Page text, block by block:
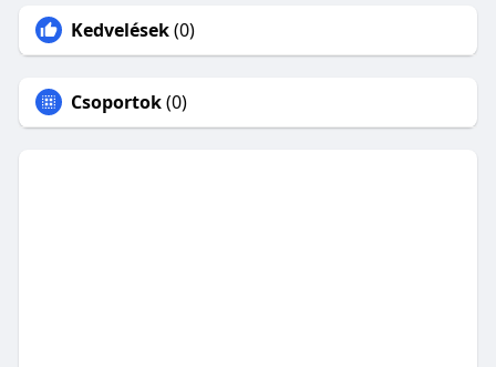
Kedvelések(0)
Csoportok(0)